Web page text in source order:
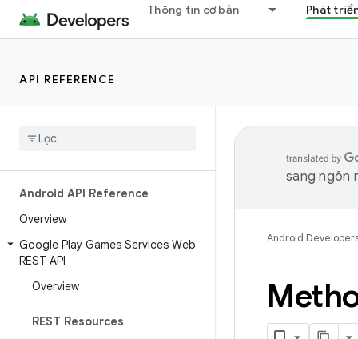
Thông tin cơ bản Phát
API REFERENCE
Android API Reference
Overview
Google Play Games Services Web
REST API
Overview
REST Resources
sang ngôn
Android